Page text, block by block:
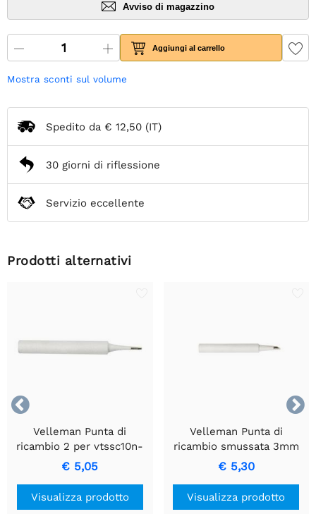
Avviso di magazzino
Aggiungi al carrello
Mostra sconti sul volume
Spedito da € 12,50 (IT)
30 giorni di riflessione
Servizio eccellente
Prodotti alternativi


Velleman Punta di
ricambio 2 per vtssc10n-
20n-30n
€ 5,05
Visualizza prodotto
Velleman Punta di
ricambio smussata 3mm
per VTSSC10N /
VTSSC20N / VTSSC30N
€ 5,30
Visualizza prodotto